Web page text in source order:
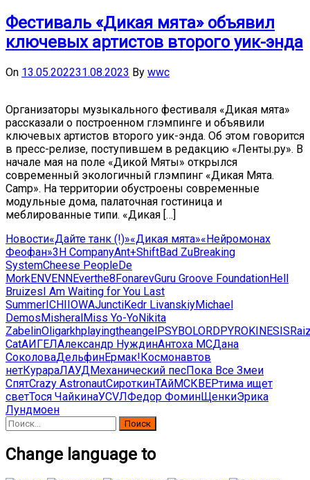
Фестиваль «Дикая мята» объявил
ключевых артистов второго уик-энда
On 13.05.202231.08.2023 By wwc
Организаторы музыкального фестиваля «Дикая мята»
рассказали о построенном глэмпинге и объявили
ключевых артистов второго уик-энда. Об этом говорится
в пресс-релизе, поступившем в редакцию «Ленты.ру». В
начале мая на поле «Дикой Мяты» открылся
современный экологичный глэмпинг «Дикая Мята.
Сamp». На территории обустроены современные
модульные дома, палаточная гостиница и
меблированные типи. «Дикая […]
Новости«Дайте танк (!)»«Дикая мята»«Нейромонах
Феофан»3H CompanyAnt+ShiftBad ZuBreaking
SystemCheese PeopleDe
MorkENVENNEverthe8FonarevGuru Groove FoundationHell
BruizesI Am Waiting for You Last
SummerICHIIOWAJunctiKedr LivanskiyMichael
DemosMisheralMiss Yo-YoNikita
ZabelinOligarkhplayingtheangelPSYBOLORDPYROKINESIS
CatАИГЕЛАлександр НуждинАнтоха MCДана
СоколоваДельфинЕрмак!Космонавтов
нетКурараЛАУДМеханический песПока Все Змеи
СпятСrazy AstronautСироткинТАйМСКВЕРтима ищет
светТося ЧайкинаУСVЛФедор ФоминЩенкиЭрика
Лундмоен
Найти:
Change language to